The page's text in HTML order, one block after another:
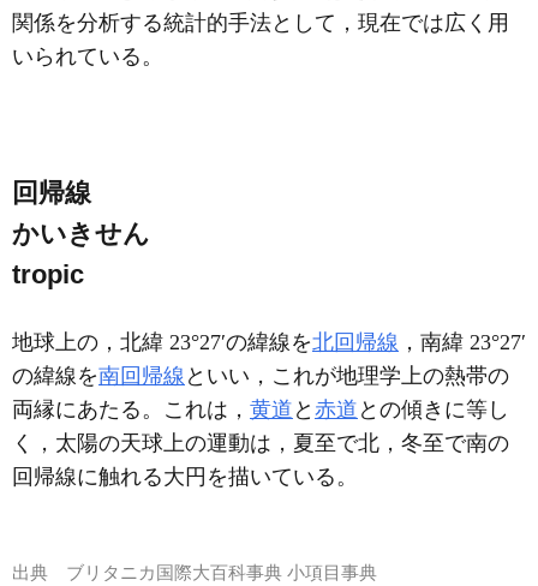
関係を分析する統計的手法として，現在では広く用
いられている。
回帰線
かいきせん
tropic
地球上の，北緯 23°27′の緯線を北回帰線 ，南緯 23°27′
の緯線を南回帰線 といい，これが地理学上の熱帯の
両縁にあたる。これは， 黄道 と 赤道 との傾きに等し
く，太陽の天球上の運動は，夏至で北，冬至で南の
回帰線に触れる大円を描いている。
出典 ブリタニカ国際大百科事典 小項目事典